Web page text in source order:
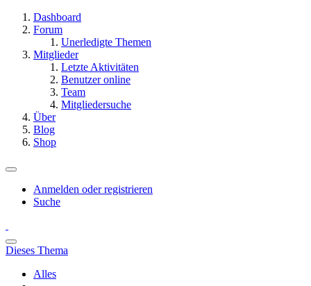
Dashboard
Forum
Unerledigte Themen
Mitglieder
Letzte Aktivitäten
Benutzer online
Team
Mitgliedersuche
Über
Blog
Shop
Anmelden oder registrieren
Suche
Dieses Thema
Alles